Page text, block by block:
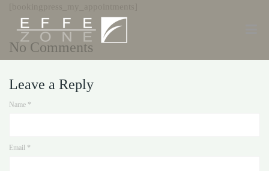
No Comments
Leave a Reply
Name *
Email *